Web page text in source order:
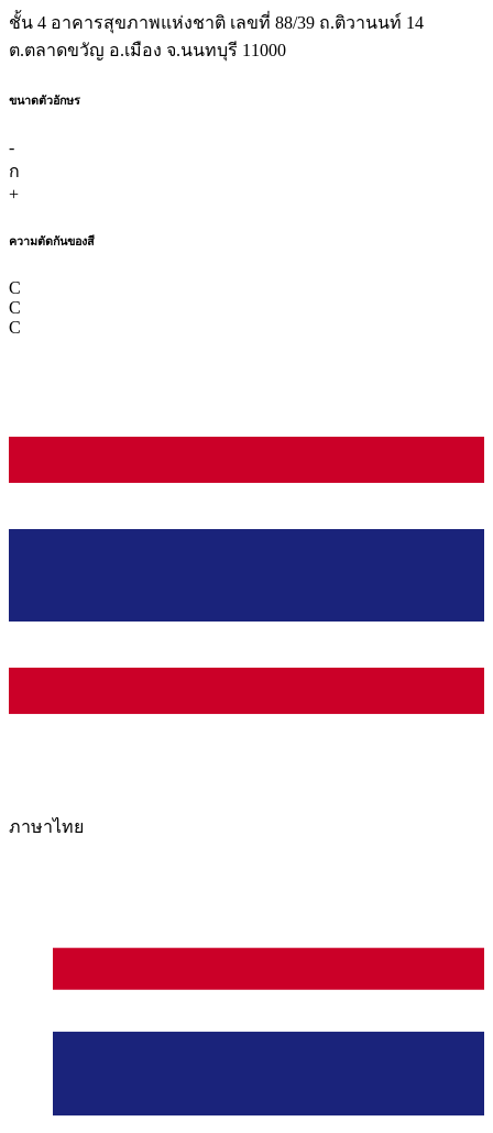
ชั้น 4 อาคารสุขภาพแห่งชาติ เลขที่ 88/39 ถ.ติวานนท์ 14
ต.ตลาดขวัญ อ.เมือง จ.นนทบุรี 11000
ขนาดตัวอักษร
-
ก
+
ความตัดกันของสี
C
C
C
ภาษาไทย